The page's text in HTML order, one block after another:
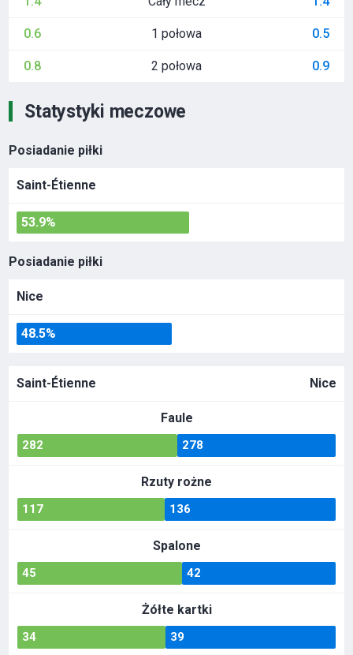
0.6 1 połowa 0.5
0.8 2 połowa 0.9
Statystyki meczowe
Posiadanie piłki
Saint-Étienne
53.9%
Posiadanie piłki
Nice
48.5%
Saint-Étienne Nice
Faule
282 278
Rzuty rożne
117 136
Spalone
45 42
Żółte kartki
34 39